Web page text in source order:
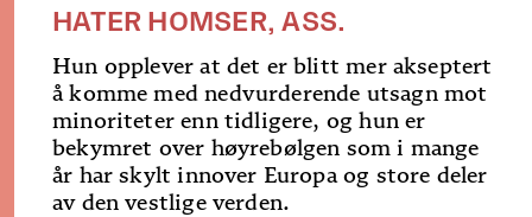
HATER HOMSER, ASS.
Hun opplever at det er blitt mer akseptert
å komme med nedvurderende utsagn mot
minoriteter enn tidligere, og hun er
bekymret over høyrebølgen som i mange
år har skylt innover Europa og store deler
av den vestlige verden.